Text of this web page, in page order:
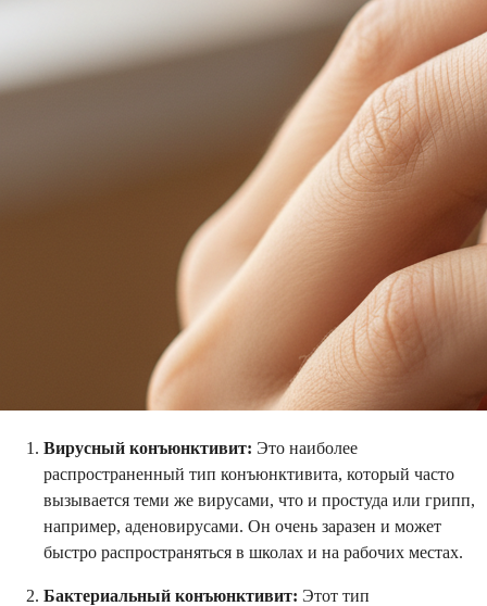
Вирусный конъюнктивит: Это наиболее
распространенный тип конъюнктивита, который часто
вызывается теми же вирусами, что и простуда или грипп,
например, аденовирусами. Он очень заразен и может
быстро распространяться в школах и на рабочих местах.
Бактериальный конъюнктивит: Этот тип